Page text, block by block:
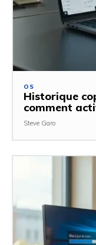
OS
Historique
comment
Steve Garo